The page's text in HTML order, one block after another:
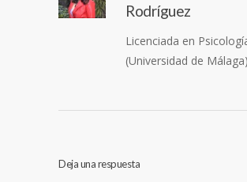
Rodríguez
Licenciada en
(Universidad de Málaga)
Deja una respuesta